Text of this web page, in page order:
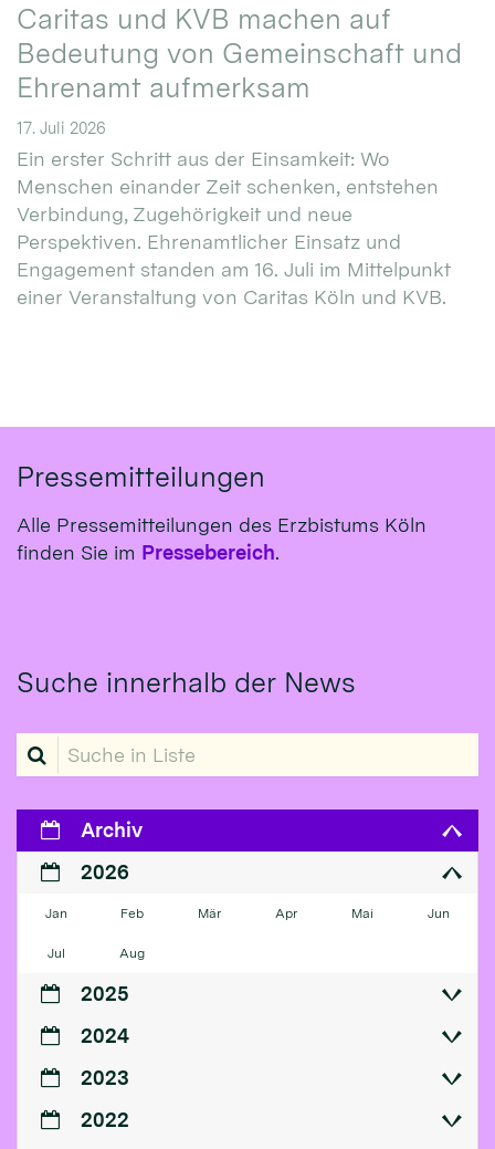
Caritas und KVB machen auf
Bedeutung von Gemeinschaft und
Ehrenamt aufmerksam
17. Juli 2026
Ein erster Schritt aus der Einsamkeit: Wo
Menschen einander Zeit schenken, entstehen
Verbindung, Zugehörigkeit und neue
Perspektiven. Ehrenamtlicher Einsatz und
Engagement standen am 16. Juli im Mittelpunkt
einer Veranstaltung von Caritas Köln und KVB.
Pressemitteilungen
Alle Pressemitteilungen des Erzbistums Köln
finden Sie im Pressebereich.
Suche innerhalb der News
Suche in Liste
Archiv
2026
Jan Feb Mär Apr Mai Jun
Jul Aug
2025
2024
2023
2022